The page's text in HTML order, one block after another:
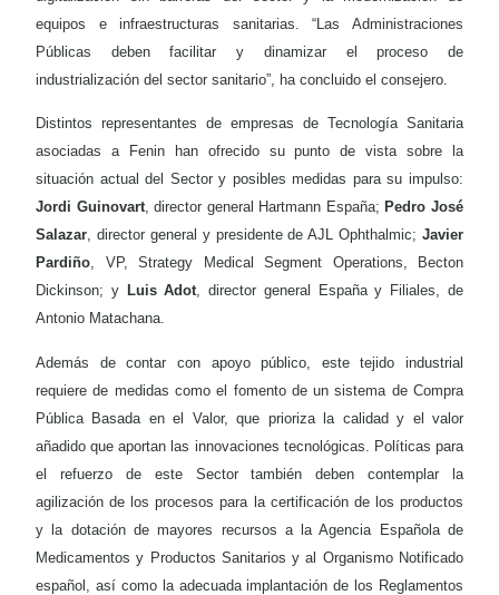
equipos e infraestructuras sanitarias. “Las Administraciones
Públicas deben facilitar y dinamizar el proceso de
industrialización del sector sanitario”, ha concluido el consejero.
Distintos representantes de empresas de Tecnología Sanitaria
asociadas a Fenin han ofrecido su punto de vista sobre la
situación actual del Sector y posibles medidas para su impulso:
Jordi Guinovart, director general Hartmann España; Pedro José
Salazar, director general y presidente de AJL Ophthalmic; Javier
Pardiño, VP, Strategy Medical Segment Operations, Becton
Dickinson; y Luis Adot, director general España y Filiales, de
Antonio Matachana.
Además de contar con apoyo público, este tejido industrial
requiere de medidas como el fomento de un sistema de Compra
Pública Basada en el Valor, que prioriza la calidad y el valor
añadido que aportan las innovaciones tecnológicas. Políticas para
el refuerzo de este Sector también deben contemplar la
agilización de los procesos para la certificación de los productos
y la dotación de mayores recursos a la Agencia Española de
Medicamentos y Productos Sanitarios y al Organismo Notificado
español, así como la adecuada implantación de los Reglamentos